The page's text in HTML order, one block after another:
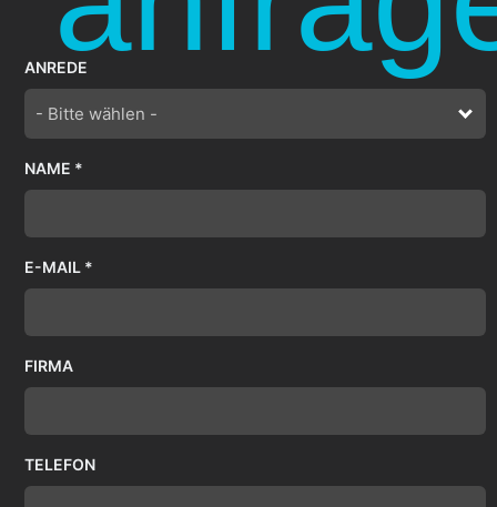
ANREDE
- Bitte wählen -
NAME *
E-MAIL *
FIRMA
TELEFON